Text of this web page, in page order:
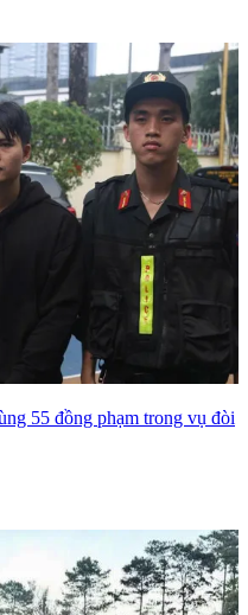
55 đồng phạm trong vụ đòi